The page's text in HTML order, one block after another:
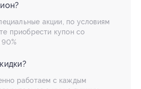
акции, по условиям
приобрести купон со
работаем с каждым